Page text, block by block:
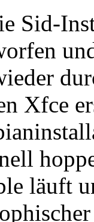
Sid-
Xfce
läuft